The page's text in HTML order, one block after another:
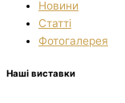
Новини
Статті
Фотогалерея
Наші виставки